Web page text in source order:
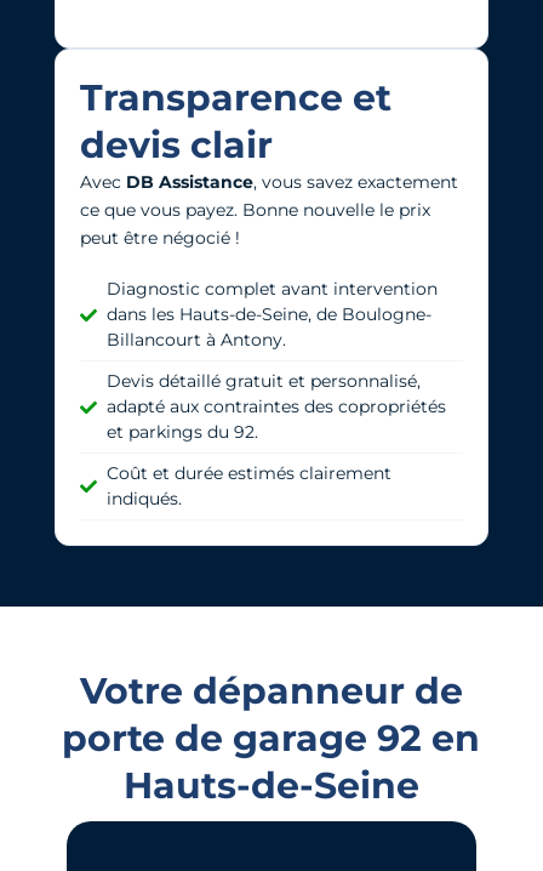
Transparence et
devis clair
Avec DB Assistance, vous savez exactement
ce que vous payez. Bonne nouvelle le prix
peut être négocié !
Diagnostic complet avant intervention
dans les Hauts-de-Seine, de Boulogne-
Billancourt à Antony.
Devis détaillé gratuit et personnalisé,
adapté aux contraintes des copropriétés
et parkings du 92.
Coût et durée estimés clairement
indiqués.
Votre dépanneur de
porte de garage 92 en
Hauts-de-Seine